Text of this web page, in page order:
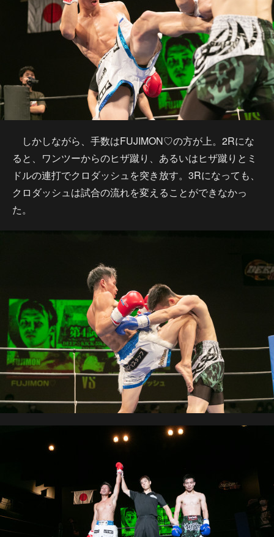
しかしながら、手数はFUJIMON♡の方が上。2Rにな
ると、ワンツーからのヒザ蹴り、あるいはヒザ蹴りとミ
ドルの連打でクロダッシュを突き放す。3Rになっても、
クロダッシュは試合の流れを変えることができなかっ
た。